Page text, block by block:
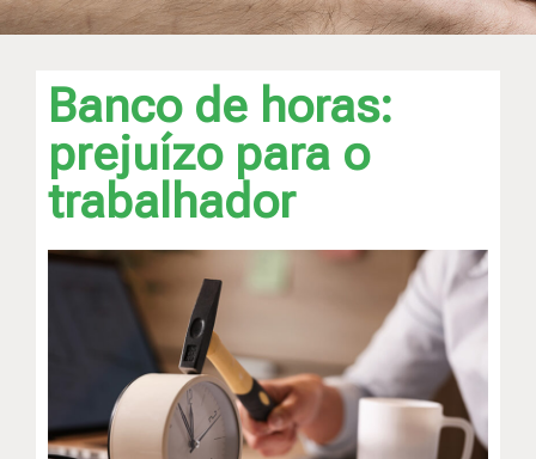
Banco de horas:
prejuízo para o
trabalhador